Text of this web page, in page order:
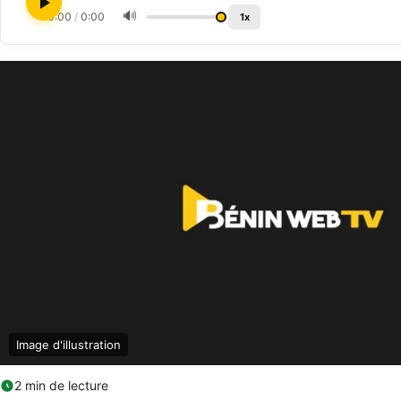
0:00 / 0:00 🔊 1x
Image d'illustration
2 min de lecture